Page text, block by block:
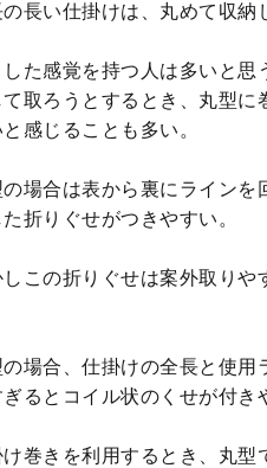
長い仕掛けは、丸めて収納
した感覚を持つ人は多いと
て取ろうとするとき、丸型
感じることも多い。
場合は表から裏にライン
た折りぐせがつきやすい。
しこの折りぐせは案外取り
の場合、仕掛けの全長と使
ぎるとコイル状のくせが付
巻きを利用するとき、丸